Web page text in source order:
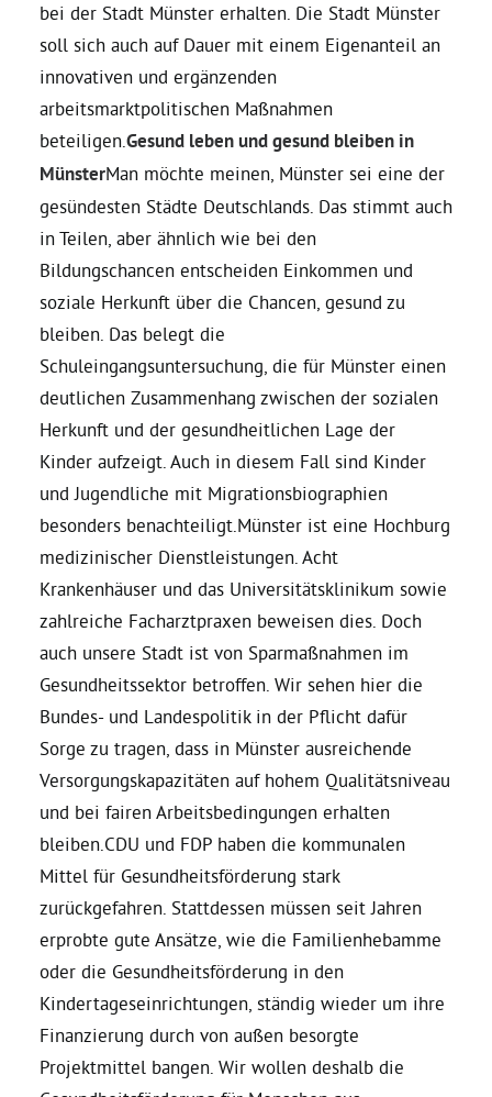
Kontakt
bei der Stadt Münster erhalten. Die Stadt Münster
soll sich auch auf Dauer mit einem Eigenanteil an
innovativen und ergänzenden
arbeitsmarktpolitischen Maßnahmen
beteiligen.Gesund leben und gesund bleiben in
MünsterMan möchte meinen, Münster sei eine der
gesündesten Städte Deutschlands. Das stimmt auch
in Teilen, aber ähnlich wie bei den
Bildungschancen entscheiden Einkommen und
soziale Herkunft über die Chancen, gesund zu
bleiben. Das belegt die
Schuleingangsuntersuchung, die für Münster einen
deutlichen Zusammenhang zwischen der sozialen
Herkunft und der gesundheitlichen Lage der
Kinder aufzeigt. Auch in diesem Fall sind Kinder
und Jugendliche mit Migrationsbiographien
besonders benachteiligt.Münster ist eine Hochburg
medizinischer Dienstleistungen. Acht
Krankenhäuser und das Universitätsklinikum sowie
zahlreiche Facharztpraxen beweisen dies. Doch
auch unsere Stadt ist von Sparmaßnahmen im
Gesundheitssektor betroffen. Wir sehen hier die
Bundes- und Landespolitik in der Pflicht dafür
Sorge zu tragen, dass in Münster ausreichende
Versorgungskapazitäten auf hohem Qualitätsniveau
und bei fairen Arbeitsbedingungen erhalten
bleiben.CDU und FDP haben die kommunalen
Mittel für Gesundheitsförderung stark
zurückgefahren. Stattdessen müssen seit Jahren
erprobte gute Ansätze, wie die Familienhebamme
oder die Gesundheitsförderung in den
Kindertageseinrichtungen, ständig wieder um ihre
Finanzierung durch von außen besorgte
Projektmittel bangen. Wir wollen deshalb die